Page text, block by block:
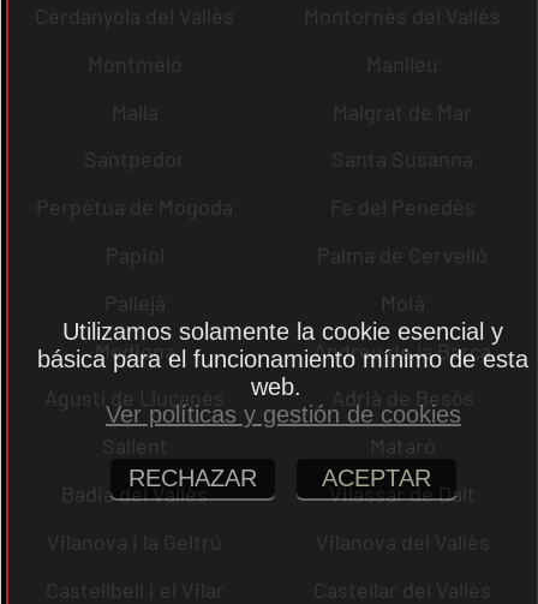
Cerdanyola del Vallès
Montornès del Vallès
Montmeló
Manlleu
Malla
Malgrat de Mar
Santpedor
Santa Susanna
Perpètua de Mogoda
Fe del Penedès
Papiol
Palma de Cervelló
Pallejà
Moià
Mediona
Andreu de la Barca
Agustí de Lluçanès
Adrià de Besòs
Sallent
Mataró
Badia del Vallès
Vilassar de Dalt
Vilanova i la Geltrú
Vilanova del Vallès
Castellbell i el Vilar
Castellar del Vallès
Utilizamos solamente la cookie esencial y
básica para el funcionamiento mínimo de esta
web.
Ver políticas y gestión de cookies
RECHAZAR ACEPTAR